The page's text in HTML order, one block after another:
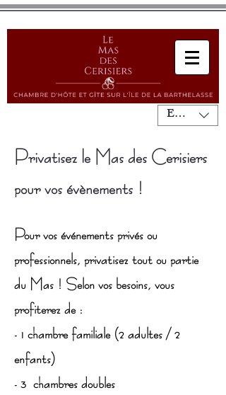
EUR (€)
Privatisez le Mas des Cerisiers
pour vos évènements !
Pour vos événements privés ou
professionnels, privatisez tout ou partie
du Mas ! Selon vos besoins, vous
profiterez de :
- 1 chambre familiale (2 adultes / 2
enfants)
- 3 chambres doubles